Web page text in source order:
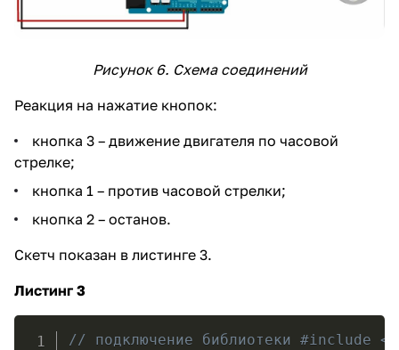
Рисунок 6. Схема соединений
Реакция на нажатие кнопок:
кнопка 3 – движение двигателя по часовой
стрелке;
кнопка 1 – против часовой стрелки;
кнопка 2 – останов.
Скетч показан в листинге 3.
Листинг 3
// подключение библиотеки